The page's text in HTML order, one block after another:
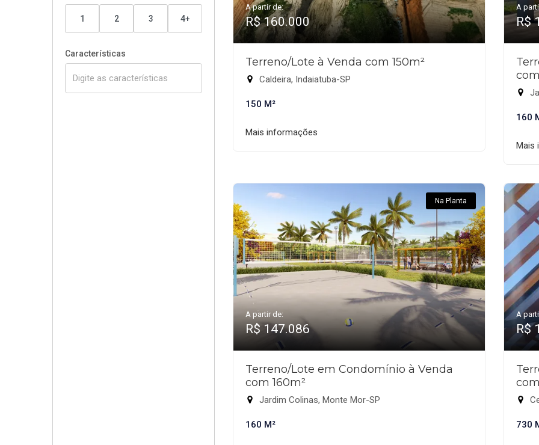
1 2 3 4+
Características
A partir de:
R$ 160.000
Terreno/Lote à Venda com 150m²
Caldeira, Indaiatuba-SP
150 M²
Mais informações
A
R$
160
Mais
Na Planta
A partir de:
R$ 147.086
Terreno/Lote em Condomínio à Venda
com 160m²
Jardim Colinas, Monte Mor-SP
160 M²
A
R$
730